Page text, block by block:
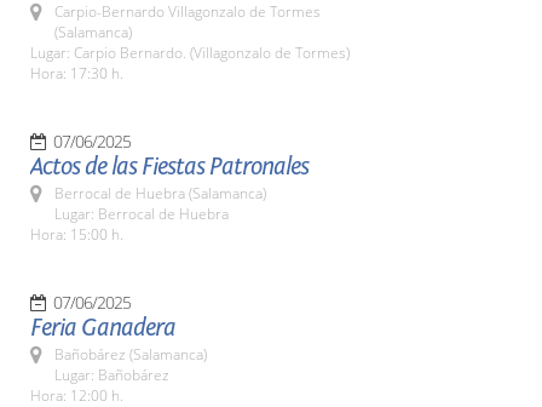
Carpio-Bernardo Villagonzalo de Tormes
(Salamanca)
Lugar: Carpio Bernardo. (Villagonzalo de Tormes)
Hora: 17:30 h.
07/06/2025
Actos de las Fiestas Patronales
Berrocal de Huebra (Salamanca)
Lugar: Berrocal de Huebra
Hora: 15:00 h.
07/06/2025
Feria Ganadera
Bañobárez (Salamanca)
Lugar: Bañobárez
Hora: 12:00 h.